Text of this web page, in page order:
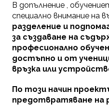
В допълнение ,
специално внимание на
разделение и
за създаване на
професионално
достъпно и от
връзка или
По този начин
предотвратяване на